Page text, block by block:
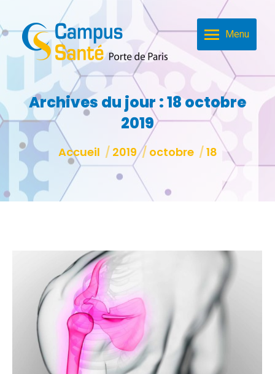
Menu
Archives du jour :18 octobre
2019
Vous êtes ici :
Accueil 2019 octobre 18